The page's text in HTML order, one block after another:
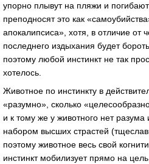
упорно плывут на пляжи и
преподносят это как
апокалипсиса», хотя, в отличие от
последнего издыхания будет
поэтому любой инстинкт не так
хотелось.
Животное по инстинкту в
«разумно», сколько
и к тому же у животного нет
набором высших страстей
поэтому животное весь свой
инстинкт мобилизует прямо на